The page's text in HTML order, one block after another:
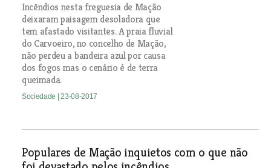
Incêndios nesta freguesia de Mação
deixaram paisagem desoladora que
tem afastado visitantes. A praia fluvial
do Carvoeiro, no concelho de Mação,
não perdeu a bandeira azul por causa
dos fogos mas o cenário é de terra
queimada.
Sociedade | 23-08-2017
Populares de Mação inquietos com o que não